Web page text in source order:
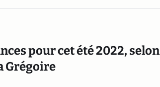
pour cet été 2022, selon
Grégoire